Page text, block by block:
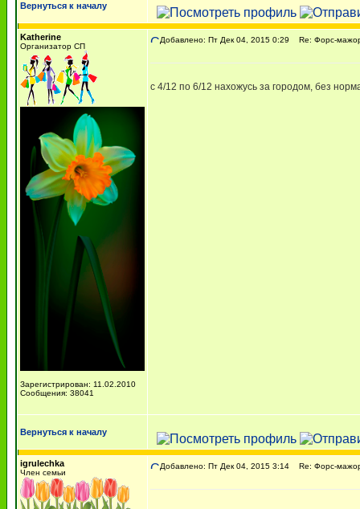
Вернуться к началу
Katherine
Организатор СП
Зарегистрирован: 11.02.2010
Сообщения: 38041
Добавлено: Пт Дек 04, 2015 0:29 Re: Форс-
с 4/12 по 6/12 нахожусь за городом, без
Вернуться к началу
igrulechka
Член семьи
Добавлено: Пт Дек 04, 2015 3:14 Re: Форс-